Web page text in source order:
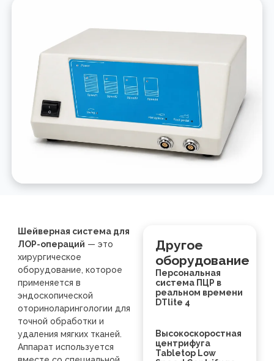
Шейверная система для
ЛОР-операций — это
хирургическое
оборудование, которое
применяется в
эндоскопической
оториноларингологии для
точной обработки и
удаления мягких тканей.
Аппарат используется
Другое
оборудование
Персональная
система ПЦР в
реальном времени
DTlite 4
Высокоскоростная
центрифуга
Tabletop Low